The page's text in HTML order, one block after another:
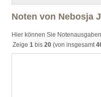
Noten von Nebosja
Hier können Sie
Zeige 1 bis 20 (von insgesamt